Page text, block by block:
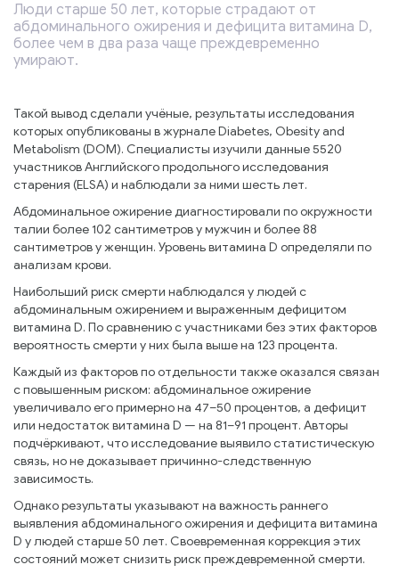
Люди старше 50 лет, которые страдают от
абдоминального ожирения и дефицита витамина D,
более чем в два раза чаще преждевременно
умирают.
Такой вывод сделали учёные, результаты исследования
которых опубликованы в журнале Diabetes, Obesity and
Metabolism (DOM). Специалисты изучили данные 5520
участников Английского продольного исследования
старения (ELSA) и наблюдали за ними шесть лет.
Абдоминальное ожирение диагностировали по окружности
талии более 102 сантиметров у мужчин и более 88
сантиметров у женщин. Уровень витамина D определяли по
анализам крови.
Наибольший риск смерти наблюдался у людей с
абдоминальным ожирением и выраженным дефицитом
витамина D. По сравнению с участниками без этих факторов
вероятность смерти у них была выше на 123 процента.
Каждый из факторов по отдельности также оказался связан
с повышенным риском: абдоминальное ожирение
увеличивало его примерно на 47–50 процентов, а дефицит
или недостаток витамина D — на 81–91 процент. Авторы
подчёркивают, что исследование выявило статистическую
связь, но не доказывает причинно-следственную
зависимость.
Однако результаты указывают на важность раннего
выявления абдоминального ожирения и дефицита витамина
D у людей старше 50 лет. Своевременная коррекция этих
состояний может снизить риск преждевременной смерти.